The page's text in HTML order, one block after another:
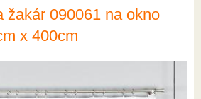
žakár 090061 na okno
x 400cm